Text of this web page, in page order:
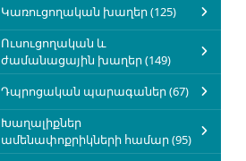
Կառուցողական խաղեր (125)
Ուսուցողական և
ժամանացային խաղեր (149)
Դպրոցական պարագաներ (67)
Խաղալիքներ
ամենափոքրիկների համար (95)